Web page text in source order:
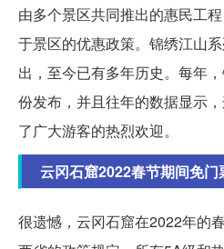
由多个景区共同推出的惠民工
于景区的优惠政策。锦绣江山
出，至今已有多年历史。每年
份发布，并且往年的数据显示
了广大游客的热烈欢迎。
云冈石窟2022春节期间免门
很遗憾，云冈石窟在2022年的